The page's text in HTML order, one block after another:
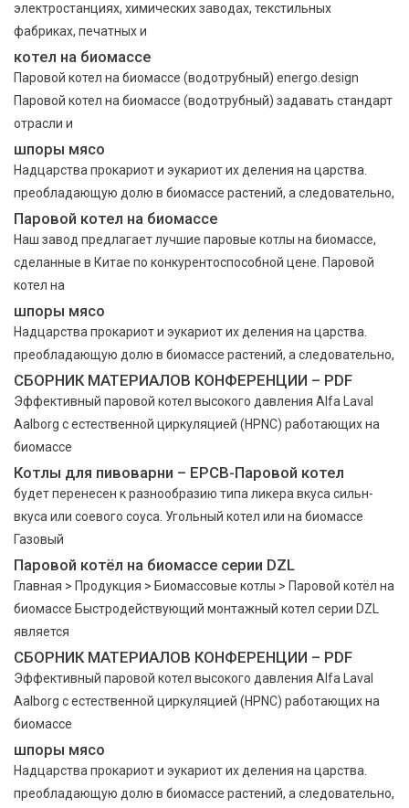
электростанциях, химических заводах, текстильных
фабриках, печатных и
котел на биомассе
Паровой котел на биомассе (водотрубный) energo.design
Паровой котел на биомассе (водотрубный) задавать стандарт
отрасли и
шпоры мясо
Надцарства прокариот и эукариот их деления на царства.
преобладающую долю в биомассе растений, а следовательно,
Паровой котел на биомассе
Наш завод предлагает лучшие паровые котлы на биомассе,
сделанные в Китае по конкурентоспособной цене. Паровой
котел на
шпоры мясо
Надцарства прокариот и эукариот их деления на царства.
преобладающую долю в биомассе растений, а следовательно,
СБОРНИК МАТЕРИАЛОВ КОНФЕРЕНЦИИ – PDF
Эффективный паровой котел высокого давления Alfa Laval
Aalborg с естественной циркуляцией (HPNC) работающих на
биомассе
Котлы для пивоварни – EPCB-Паровой котел
будет перенесен к разнообразию типа ликера вкуса сильн-
вкуса или соевого соуса. Угольный котел или на биомассе
Газовый
Паровой котёл на биомассе серии DZL
Главная > Продукция > Биомассовые котлы > Паровой котёл на
биомассе Быстродействующий монтажный котел серии DZL
является
СБОРНИК МАТЕРИАЛОВ КОНФЕРЕНЦИИ – PDF
Эффективный паровой котел высокого давления Alfa Laval
Aalborg с естественной циркуляцией (HPNC) работающих на
биомассе
шпоры мясо
Надцарства прокариот и эукариот их деления на царства.
преобладающую долю в биомассе растений, а следовательно,